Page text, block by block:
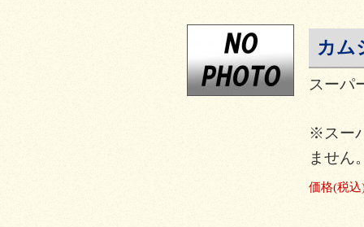
カム
スーパ
※スー
ません
価格(税込